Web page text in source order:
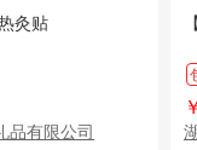
灸贴
品有限公司